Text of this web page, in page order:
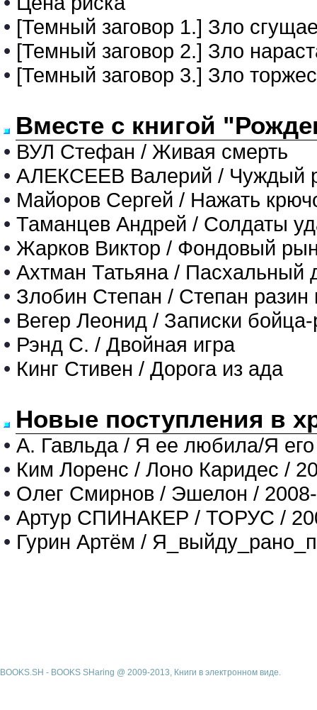
• [Темный заговор 1.] Зло
• [Темный заговор 2.] Зло
• [Темный заговор 3.] Зло
Вместе с книгой
• ВУЛ Стефан / Живая смерть
• АЛЕКСЕЕВ Валерий / Чуждый
• Майоров Сергей / Нажать
• Таманцев Андрей / Солдаты
• Жарков Виктор / Фондовый
• Ахтман Татьяна / Пасхальный
• Злобин Степан / Степан разин
• Вегер Леонид / Записки бойца-
• Рэнд С. / Двойная игра
• Кинг Стивен / Дорога из ада
Новые поступления в
• А. Гавльда / Я ее любила/Я
• Ким Лоренс / Лоно Каридес /
• Олег Смирнов / Эшелон /
• Артур СПИНАКЕР / ТОРУС /
• Гурин Артём /
BOOKS.SH - BOOKS SHaring @ 2009-2013, Книги в электронном виде.